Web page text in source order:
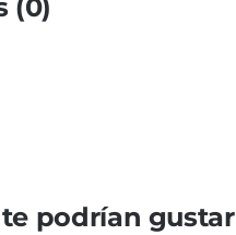
(0)
podrían gustar